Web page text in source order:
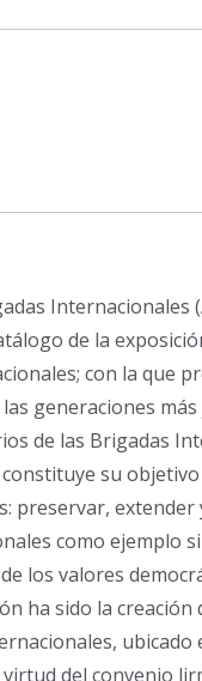
Internacionales
de la
con la que
generaciones más
de las Brigadas
su
preservar,
como ejemplo
los valores
ha sido la creación
ubicado
del convenio